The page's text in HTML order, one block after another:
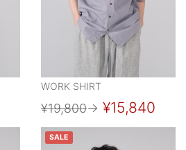
WORK SHIRT
¥19,800→ ¥15,840
SALE